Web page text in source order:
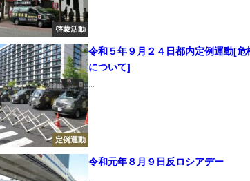
啓蒙活動
定例運動
令和５年９月２４日都内定例運動[危
について]
...
令和元年８月９日反ロシアデー
...